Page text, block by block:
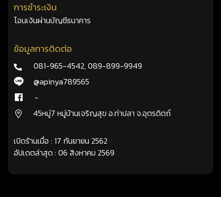
การชำระเงิน
โอนเงินผ่านบัญชีธนาคาร
ข้อมูลการติดต่อ
081-965-4542,089-899-9949
@apinya789565
-
45หมู่7 หมู่บ้านเจริญสุข อ.ท่าปลา จ.อุตรดิตถ์
เปิดร้านเมื่อ : 17 กันยายน 2562
อัปเดตล่าสุด : 06 สิงหาคม 2569